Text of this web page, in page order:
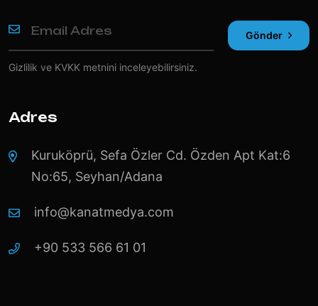
Gönder
Gizlilik ve KVKK metnini inceleyebilirsiniz.
Adres
Kuruköprü, Sefa Özler Cd. Özden Apt Kat:6
No:65, Seyhan/Adana
info@kanatmedya.com
+90 533 566 61 01